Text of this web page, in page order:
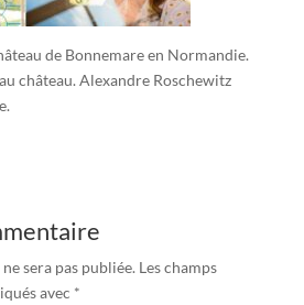
de Bonnemare en Normandie.
château. Alexandre Roschewitz
sera pas publiée. Les champs
avec *